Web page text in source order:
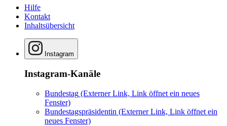
Hilfe
Kontakt
Inhaltsübersicht
Instagram
Instagram-Kanäle
Bundestag (Externer Link, Link öffnet ein neues
Fenster)
Bundestagspräsidentin (Externer Link, Link öffnet ein
neues Fenster)